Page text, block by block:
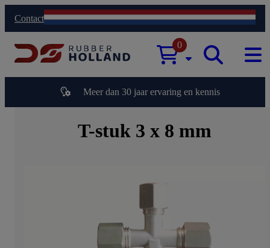
Contact
0
Meer dan 30 jaar ervaring en kennis
T-stuk 3 x 8 mm